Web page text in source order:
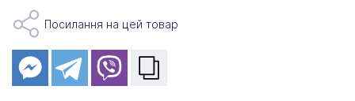
Посилання на цей товар